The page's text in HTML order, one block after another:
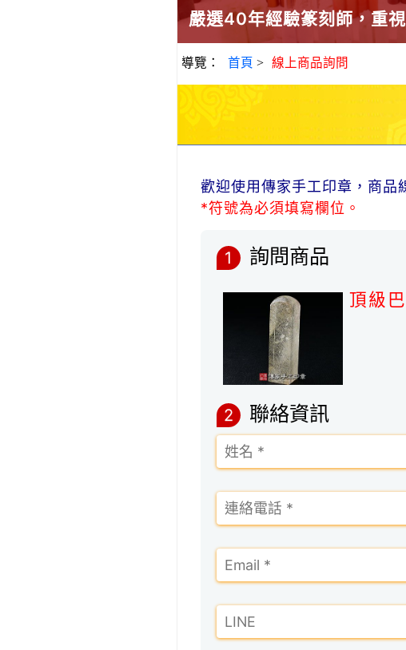
嚴選40年經驗篆刻師，重
導覽： 首頁 > 線上商品詢問
歡迎使用傳家手工印章，商品
*符號為必須填寫欄位。
1 詢問商品
頂級
2 聯絡資訊